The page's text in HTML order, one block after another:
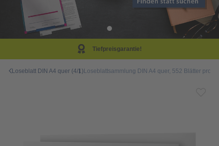
Loseblatt DIN A4 quer (4/1)Loseblattsammlung DIN A4 quer, 552 Blätter pro